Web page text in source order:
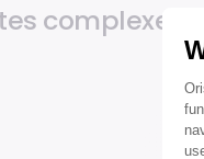
complexes
de produits, les contrats
une plateforme